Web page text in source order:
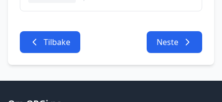
Tilbake Neste